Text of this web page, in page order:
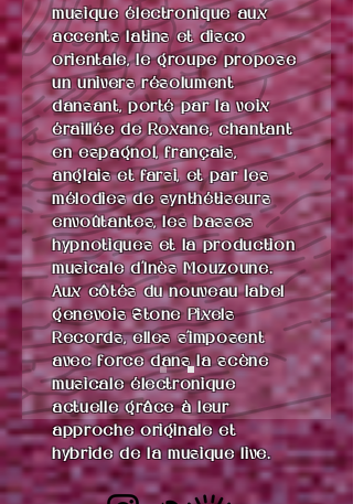
musique électronique aux
accents latins et disco
orientale, le groupe propose
un univers résolument
dansant, porté par la voix
éraillée de Roxane, chantant
en espagnol, français,
anglais et farsi, et par les
mélodies de synthétiseurs
envoûtantes, les basses
hypnotiques et la production
musicale d’Inès Mouzoune.
Aux côtés du nouveau label
genevois Stone Pixels
Records, elles s'imposent
avec force dans la scène
musicale électronique
actuelle grâce à leur
approche originale et
hybride de la musique live.